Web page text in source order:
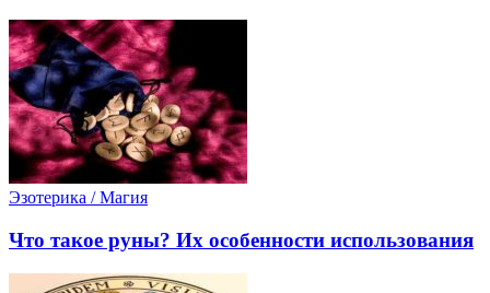
Эзотерика / Магия
Что такое руны? Их особенности использования